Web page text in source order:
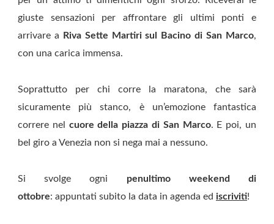
giuste sensazioni per affrontare gli ultimi ponti e
arrivare a
Riva Sette Martiri sul Bacino di San Marco,
con una carica immensa.
Soprattutto per chi corre la maratona, che sarà
sicuramente più stanco, è un’emozione fantastica
correre nel
cuore della piazza di San Marco. E poi, un
bel giro a Venezia non si nega mai a nessuno.
Si svolge ogni penultimo weekend di
ottobre: appuntati subito la data in agenda ed iscriviti!